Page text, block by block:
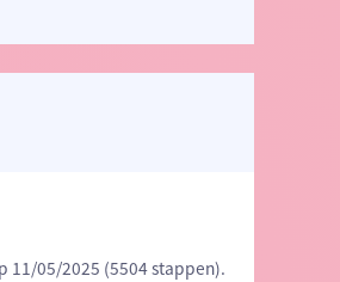
11/05/2025 (5504 stappen).